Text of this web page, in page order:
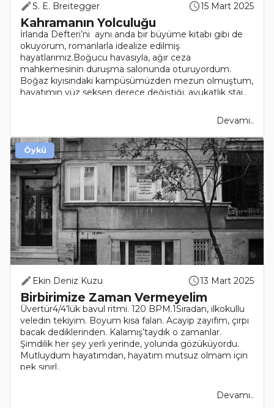
S. E. Breitegger 15 Mart 2025
Kahramanın Yolculuğu
İrlanda Defteri’ni aynı anda bir büyüme kitabı gibi de
okuyorum, romanlarla idealize edilmiş
hayatlarımız.Boğucu havasıyla, ağır ceza
mahkemesinin duruşma salonunda oturuyordum.
Boğaz kıyısındaki kampüsümüzden mezun olmuştum,
hayatımın yüz seksen derece değiştiği, avukatlık staj..
Devamı..
Ekin Deniz Kuzu 13 Mart 2025
Birbirimize Zaman Vermeyelim
Üvertür4/4’lük bavul ritmi. 120 BPM.1Sıradan, ilkokullu
veledin tekiyim. Boyum kısa falan. Acayip zayıfım, çırpı
bacak dediklerinden. Kalamış’taydık o zamanlar.
Şimdilik her şey yerli yerinde, yolunda gözüküyordu.
Mutluydum hayatımdan, hayatım mutsuz olmam için
pek sınırl..
Devamı..
Öykü